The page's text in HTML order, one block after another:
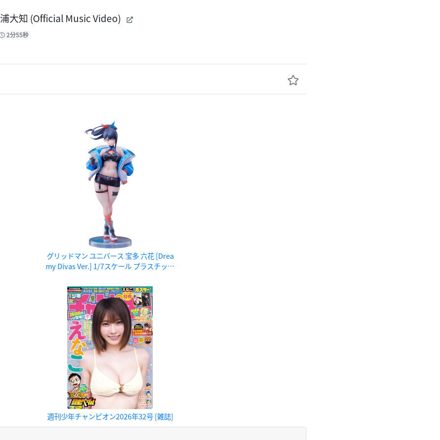
大知 (Official Music Video)
2分55秒
グリッドマン ユニバース 宝多 六花 [Drea
my Divas Ver.] 1/7スケール プラスチック
週刊少年チャンピオン2026年32号 [雑誌]